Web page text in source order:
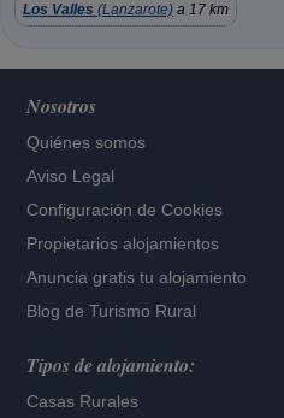
Los Valles (Lanzarote) a 17 km
Nosotros
Quiénes somos
Aviso Legal
Configuración de Cookies
Propietarios alojamientos
Anuncia gratis tu alojamiento
Blog de Turismo Rural
Tipos de alojamiento:
Casas Rurales